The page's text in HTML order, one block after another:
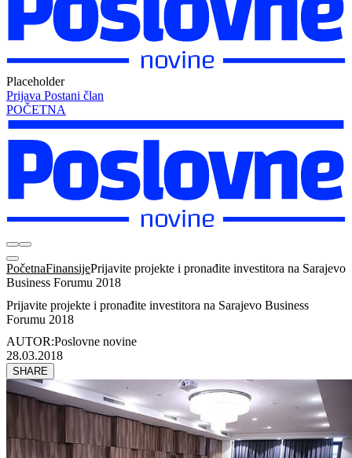
Placeholder
Prijava Postani član
POČETNA
PočetnaFinansijePrijavite projekte i pronađite investitora na Sarajevo
Business Forumu 2018
Prijavite projekte i pronađite investitora na Sarajevo Business
Forumu 2018
AUTOR:Poslovne novine
28.03.2018
SHARE